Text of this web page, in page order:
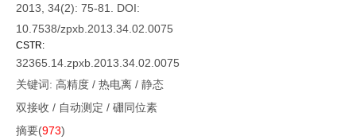
2013, 34(2): 75-81.
DOI:
10.7538/zpxb.2013.34.02.0075
CSTR:
32365.14.zpxb.2013.34.02.0075
关键词: 高精度 / 热电离 / 静态
双接收 / 自动测定 / 硼同位素
摘要(973)